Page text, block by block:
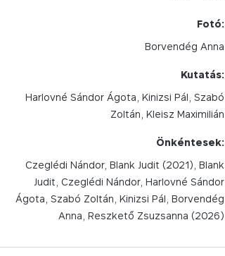
Fotó:
Borvendég Anna
Kutatás:
Harlovné Sándor Ágota, Kinizsi Pál, Szabó
Zoltán, Kleisz Maximilián
Önkéntesek:
Czeglédi Nándor, Blank Judit (2021), Blank
Judit, Czeglédi Nándor, Harlovné Sándor
Ágota, Szabó Zoltán, Kinizsi Pál, Borvendég
Anna, Reszkető Zsuzsanna (2026)